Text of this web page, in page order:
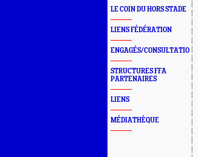
LE COIN DU HORS STADE
LIENS FÉDÉRATION
ENGAGÉS/CONSULTATION
STRUCTURES FFA
PARTENAIRES
LIENS
MÉDIATHÈQUE